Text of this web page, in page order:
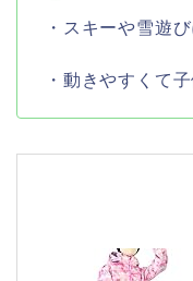
・スキーや雪遊
・動きやすくて